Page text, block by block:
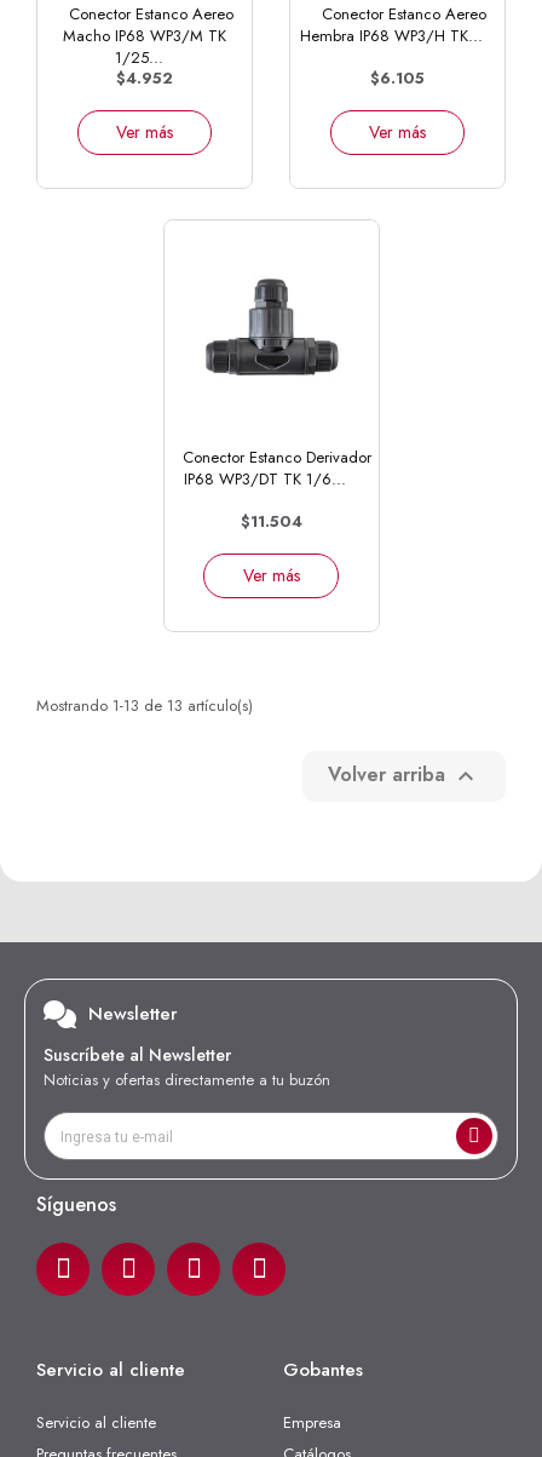
Conector Estanco Aereo
Macho IP68 WP3/M TK
1/25...
$4.952
Ver más
Conector Estanco Aereo
Hembra IP68 WP3/H TK...
$6.105
Ver más
Conector Estanco Derivador
IP68 WP3/DT TK 1/6...
$11.504
Ver más
Mostrando 1-13 de 13 artículo(s)
Volver arriba 
Newsletter
Suscríbete al Newsletter
Noticias y ofertas directamente a tu buzón
Síguenos
Servicio al cliente
Servicio al cliente
Gobantes
Empresa